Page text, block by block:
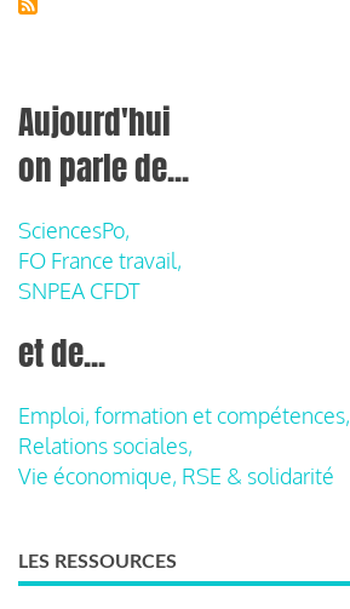
Aujourd'hui
on parle de...
SciencesPo,
FO France travail,
SNPEA CFDT
et de...
Emploi, formation et compétences,
Relations sociales,
Vie économique, RSE & solidarité
LES RESSOURCES